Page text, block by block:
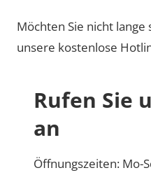
Möchten Sie nicht lange
unsere kostenlose
Rufen Sie
an
Öffnungszeiten: Mo-